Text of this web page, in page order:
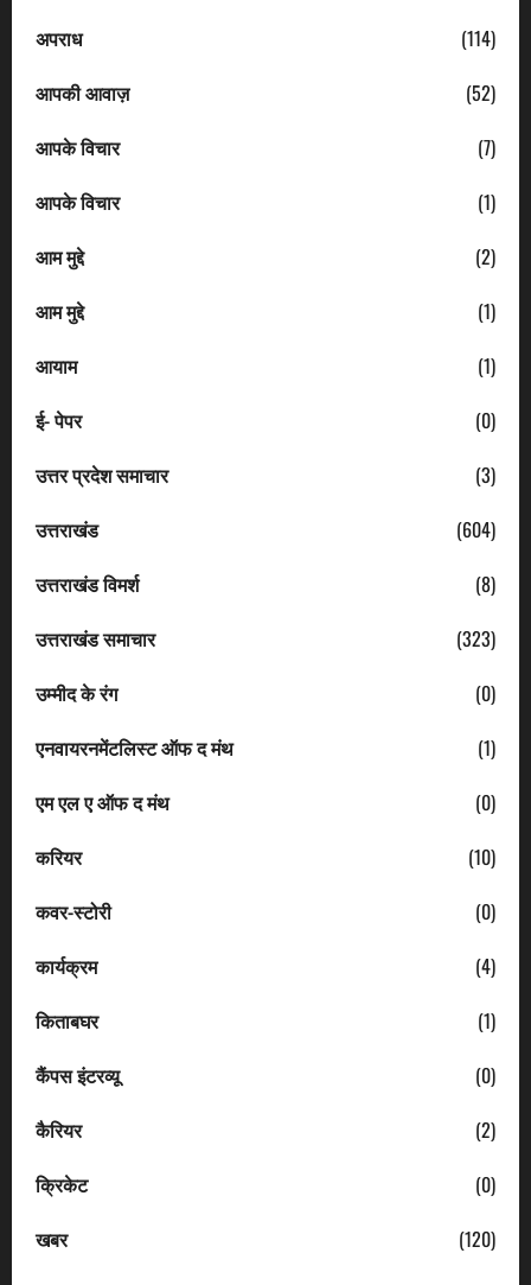
अपराध
(114)
आपकी आवाज़
(52)
आपके विचार
(7)
आपके विचार
(1)
आम मुद्दे
(2)
आम मुद्दे
(1)
आयाम
(1)
ई- पेपर
(0)
उत्तर प्रदेश समाचार
(3)
उत्तराखंड
(604)
उत्तराखंड विमर्श
(8)
उत्तराखंड समाचार
(323)
उम्मीद के रंग
(0)
एनवायरनमेंटलिस्ट ऑफ द मंथ
(1)
एम एल ए ऑफ द मंथ
(0)
करियर
(10)
कवर-स्टोरी
(0)
कार्यक्रम
(4)
किताबघर
(1)
कैंपस इंटरव्यू
(0)
कैरियर
(2)
क्रिकेट
(0)
खबर
(120)